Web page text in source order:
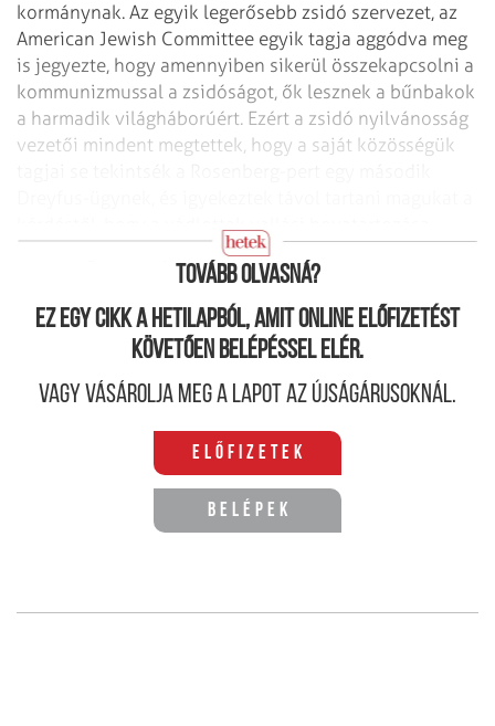
kormánynak. Az egyik legerősebb zsidó szervezet, az
American Jewish Committee egyik tagja aggódva meg
is jegyezte, hogy amennyiben sikerül összekapcsolni a
kommunizmussal a zsidóságot, ők lesznek a bűnbakok
a harmadik világháborúért. Ezért a zsidó nyilvánosság
vezetői mindent megtettek, hogy a saját közösségük
lehetőleg semmilyen jelentőséget ne kapjon.
Tovább olvasná?
Ez egy cikk a hetilapból, amit online előfizetést
követően belépéssel elér.
Vagy vásárolja meg a lapot az újságárusoknál.
Előfizetek
Belépek